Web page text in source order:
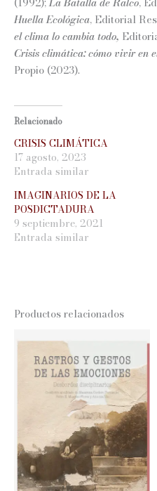
Huella Ecológica, Editorial
el clima lo cambia todo,
Crisis climática: cómo vivir en
Propio (2023).
Relacionado
CRISIS CLIMÁTICA
17 agosto, 2023
Entrada similar
IMAGINARIOS DE LA
POSDICTADURA
9 septiembre, 2021
Entrada similar
Productos relacionados